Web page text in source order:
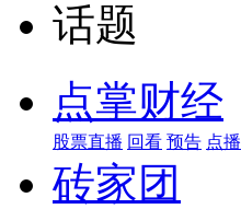
话题
点掌财经
股票直播 回看 预告 点播
砖家团